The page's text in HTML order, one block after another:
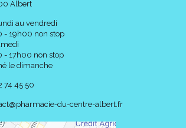
Albert
au vendredi
- 19h00 non stop
- 17h00 non stop
le dimanche
74 45 50
-
@-
pharmacie-du-centre-albert.fr